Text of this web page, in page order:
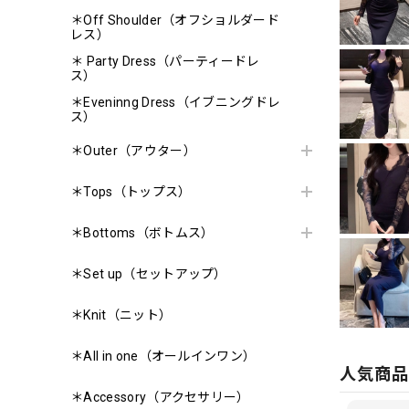
＊Off Shoulder（オフショルダード
レス）
＊ Party Dress（パーティードレ
ス）
＊Eveninng Dress（イブニングドレ
ス）
＊Outer（アウター）
＊Tops（トップス）
＊Bottoms（ボトムス）
＊Set up（セットアップ）
＊Knit（ニット）
＊All in one（オールインワン）
＊Accessory（アクセサリー）
人気商品